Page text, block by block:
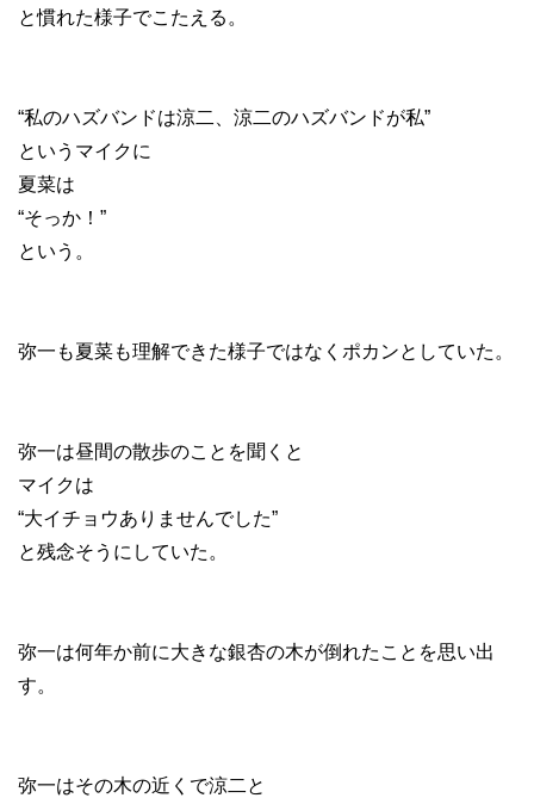
と慣れた様子でこたえる。
“私のハズバンドは涼二、涼二のハズバンドが私”
というマイクに
夏菜は
“そっか！”
という。
弥一も夏菜も理解できた様子ではなくポカンとしていた。
弥一は昼間の散歩のことを聞くと
マイクは
“大イチョウありませんでした”
と残念そうにしていた。
弥一は何年か前に大きな銀杏の木が倒れたことを思い出
す。
弥一はその木の近くで涼二と